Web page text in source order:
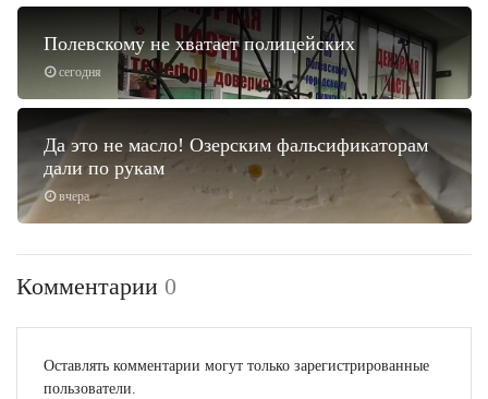
сегодня
Полевскому не хватает полицейских
вчера
Да это не масло! Озерским фальсификаторам
дали по рукам
Комментарии 0
Оставлять комментарии могут только зарегистрированные
пользователи.